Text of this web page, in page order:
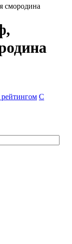
смородина
C